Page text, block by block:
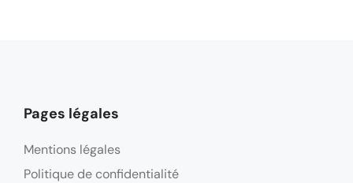
Pages légales
Mentions légales
Politique de confidentialité